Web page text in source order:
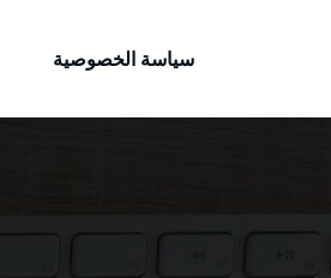
سياسة الخصوصية